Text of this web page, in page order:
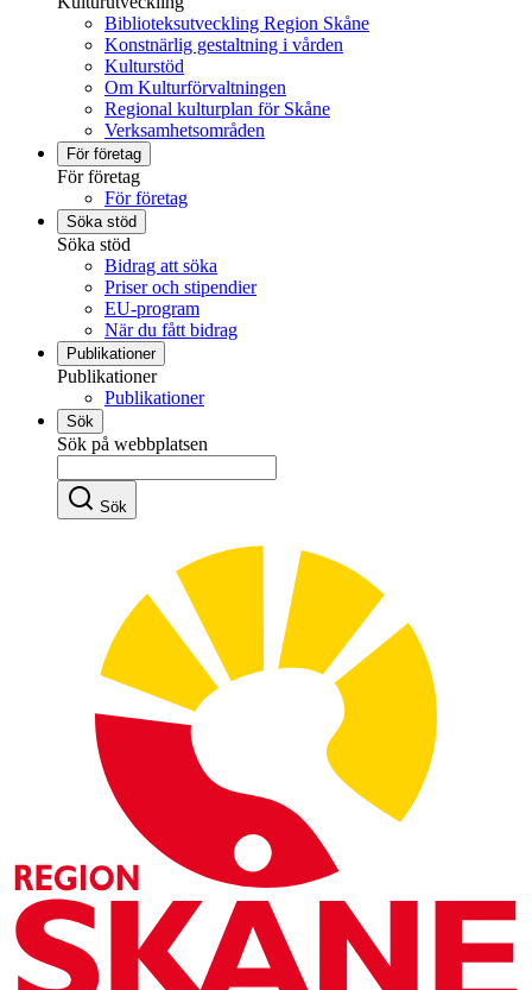
Biblioteksutveckling Region Skåne
Konstnärlig gestaltning i vården
Kulturstöd
Om Kulturförvaltningen
Regional kulturplan för Skåne
Verksamhetsområden
För företag
För företag
För företag
Söka stöd
Söka stöd
Bidrag att söka
Priser och stipendier
EU-program
När du fått bidrag
Publikationer
Publikationer
Publikationer
Sök
Sök på webbplatsen
Sök